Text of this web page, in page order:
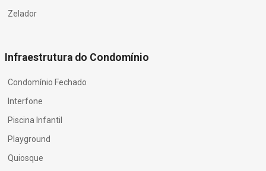
Zelador
Infraestrutura do Condomínio
Condomínio Fechado
Interfone
Piscina Infantil
Playground
Quiosque